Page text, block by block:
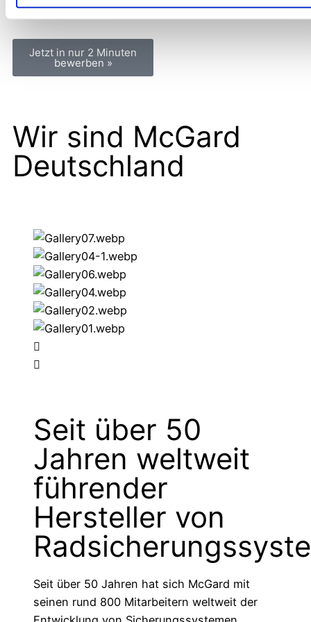
sowieVerschwiegenheit
Jetzt in nur 2 Minuten
bewerben »
Wir sind McGard
Deutschland
Seit über 50
Jahren weltweit
führender
Hersteller von
Seit über 50 Jahren hat sich McGard mit
seinen rund 800 Mitarbeitern weltweit der